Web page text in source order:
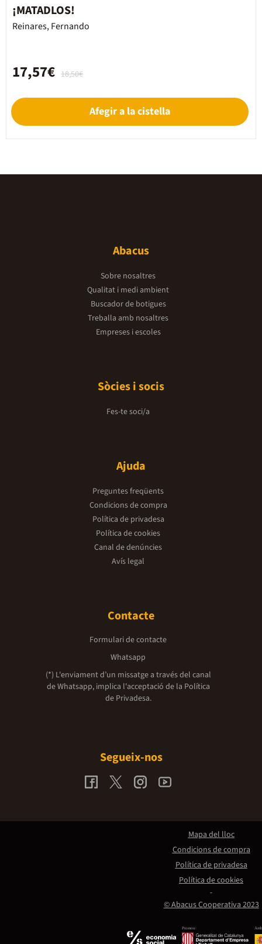
¡MATADLOS!
Reinares, Fernando
18,50€
17,57€
Afegir a la cistella
Abacus
Sobre nosaltres
Qualitat i medi ambient
Buscador de botigues
Treballa amb nosaltres
Empreses i escoles
Sòcies i socis
Fes-te soci/a
Ajuda
Preguntes freqüents
Condicions de compra
Política de privadesa
Política de cookies
Canal de denúncies
Avís legal
Contacte
Formulari de contacte
Whatsapp
(*) L'enviament d’un missatge a través del canal
de Whatsapp, implica l'acceptació de la Política
de Privadesa.
Segueix-nos
Promou:
© Abacus Cooperativa 2023
Mapa del lloc
Condicions de compra
Política de privadesa
Política de cookies